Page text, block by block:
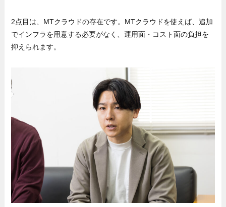
2点目は、MTクラウドの存在です。MTクラウドを使えば、追加
でインフラを用意する必要がなく、運用面・コスト面の負担を
抑えられます。